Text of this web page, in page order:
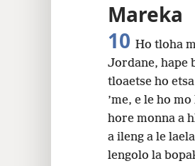
Mareka
10 Ho tloha
Jordane, hape
tloaetse ho
’me, e le ho
hore monna a
a ileng a le
lengolo la